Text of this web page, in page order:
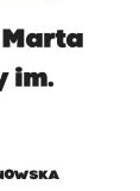
Marta
im.